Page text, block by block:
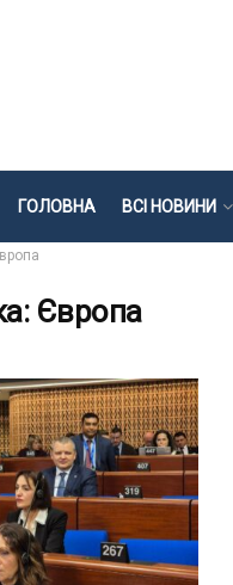
ГОЛОВНА ВСІ НОВИНИ
Європа